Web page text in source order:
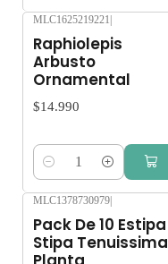
MLC1625219221
Raphiolepis
Arbusto
Ornamental
$14.990
Cantidad
MLC1378730979|
Pack De 10 Estipa
Stipa Tenuissima